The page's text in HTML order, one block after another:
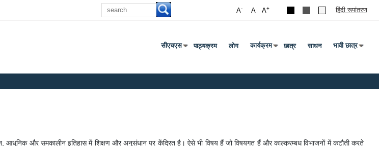
Search
A+
A
A- हिंदी रूपांतरण
सीएचएस
Press Enter Or Tab To Open Submenu
पाठ्यक्रम लोग कार्यक्रम
Press Enter Or Tab To Open Submenu
छात्र साधन भावी छात्र
Press Enter
आधुनिक और समकालीन इतिहास में शिक्षण और अनुसंधान पर केंद्रित है। ऐसे भी विषय हैं जो विषयगत हैं और काल्क्रम्बध विभाजनों में कटौती करते